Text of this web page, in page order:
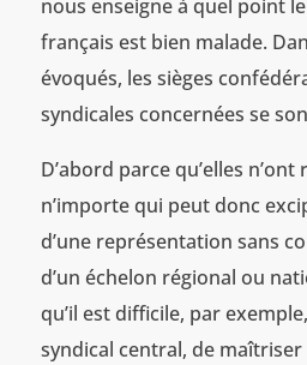
nous enseigne à quel point
français est bien malade.
évoqués, les sièges
syndicales concernées se
D’abord parce qu’elles
n’importe qui peut donc
d’une représentation sans
d’un échelon régional ou
qu’il est difficile, par
syndical central, de maîtriser